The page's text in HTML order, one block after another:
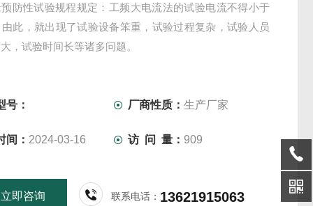
防性试验规程规定：工频大电流法的试验电流不得小于
此，就出现了试验设备笨重，试验过程复杂，试验人员
，试验时间长等诸多问题。
号： 厂商性质：生产厂家
间： 2024-03-16 访 问 量： 909
立即咨询 联系电话： 13621915063